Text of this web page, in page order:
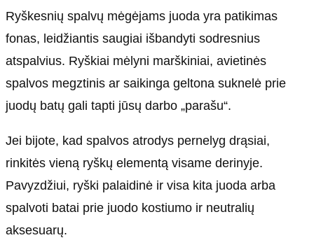
Ryškesnių spalvų mėgėjams juoda yra patikimas
fonas, leidžiantis saugiai išbandyti sodresnius
atspalvius. Ryškiai mėlyni marškiniai, avietinės
spalvos megztinis ar saikinga geltona suknelė prie
juodų batų gali tapti jūsų darbo „parašu“.
Jei bijote, kad spalvos atrodys pernelyg drąsiai,
rinkitės vieną ryškų elementą visame derinyje.
Pavyzdžiui, ryški palaidinė ir visa kita juoda arba
spalvoti batai prie juodo kostiumo ir neutralių
aksesuarų.